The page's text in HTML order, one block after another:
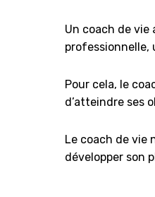
Un coach de
professionnelle,
Pour cela, le
d’atteindre ses
Le coach de vie
développer son